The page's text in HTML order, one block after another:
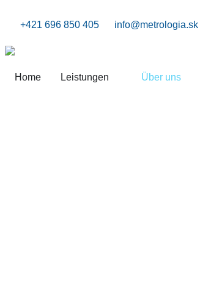
+421 696 850 405 info@metrologia.sk
Home Leistungen Über uns